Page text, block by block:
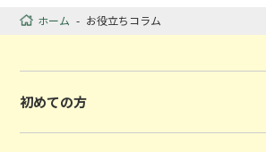
ホーム - お役立ちコラム
初めての方